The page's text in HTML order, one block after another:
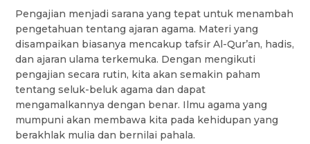
Pengajian menjadi sarana yang tepat untuk menambah
pengetahuan tentang ajaran agama. Materi yang
disampaikan biasanya mencakup tafsir Al-Qur’an, hadis,
dan ajaran ulama terkemuka. Dengan mengikuti
pengajian secara rutin, kita akan semakin paham
tentang seluk-beluk agama dan dapat
mengamalkannya dengan benar. Ilmu agama yang
mumpuni akan membawa kita pada kehidupan yang
berakhlak mulia dan bernilai pahala.